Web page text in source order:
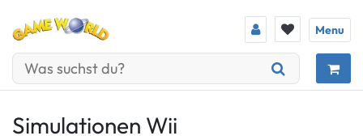
Menu
Simulationen Wii